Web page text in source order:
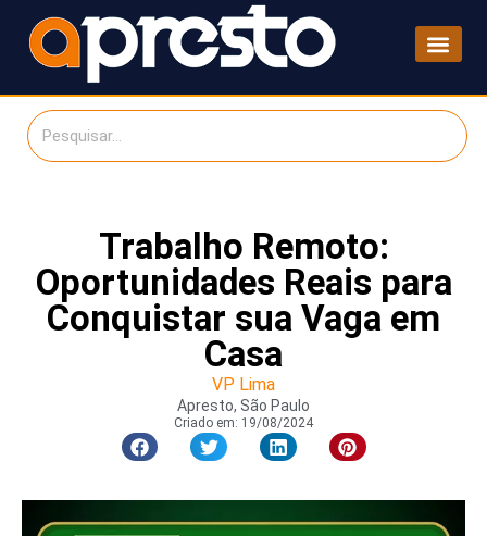
Trabalho Remoto:
Oportunidades Reais para
Conquistar sua Vaga em
Casa
VP Lima
Apresto, São Paulo
Criado em: 19/08/2024